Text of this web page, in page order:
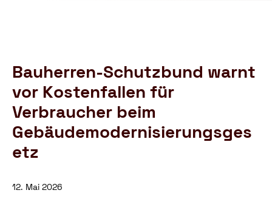
Bauherren-Schutzbund warnt
vor Kostenfallen für
Verbraucher beim
Gebäudemodernisierungsges
etz
12. Mai 2026